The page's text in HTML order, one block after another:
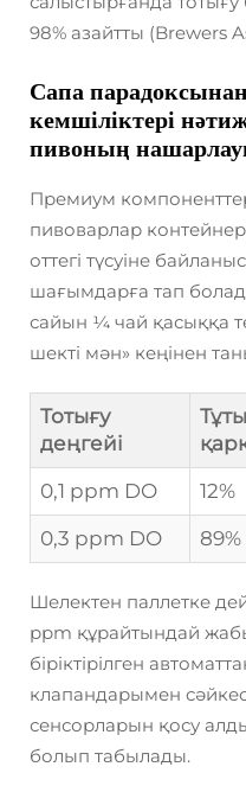
98% азайтты (Brewers
Сапа
кемшіліктері
пивоның
Премиум
пивоварлар
оттегі түсуіне
шағымдарға тап
сайын ¼ чай қасыққа
шекті мән» кеңінен
Тотығу
деңгейі
0,1 ppm DO
12%
0,3 ppm DO
89%
Шелектен паллетке
ppm құрайтындай
біріктірілген
клапандарымен
сенсорларын қосу
болып табылады.